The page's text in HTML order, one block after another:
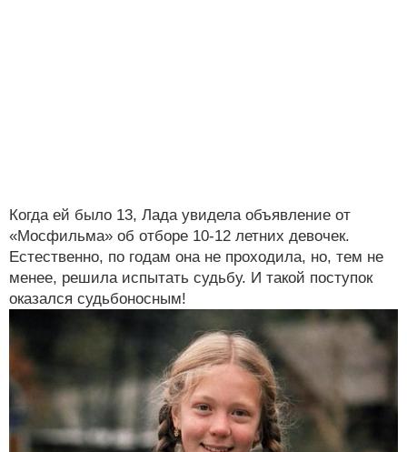
Когда ей было 13, Лада увидела объявление от
«Мосфильма» об отборе 10-12 летних девочек.
Естественно, по годам она не проходила, но, тем не
менее, решила испытать судьбу. И такой поступок
оказался судьбоносным!